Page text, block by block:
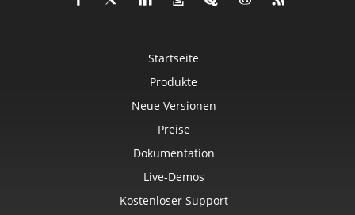
Startseite
Produkte
Neue Versionen
Preise
Dokumentation
Live-Demos
Kostenloser Support